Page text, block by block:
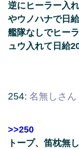
逆にヒーラー入
やウノハナで日
艦隊なしでヒー
ュウ入れて日給
254: 名無しさん
>>250
トープ、笛枕無